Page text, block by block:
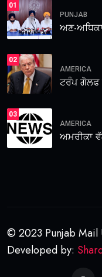
01
PUNJAB
ਅਣ-
02
AMERICA
ਟਰੰਪ ਗੋਲਫ
03
AMERICA
ਅਮਰੀਕਾ
© 2023 Punjab Mail
Developed by: